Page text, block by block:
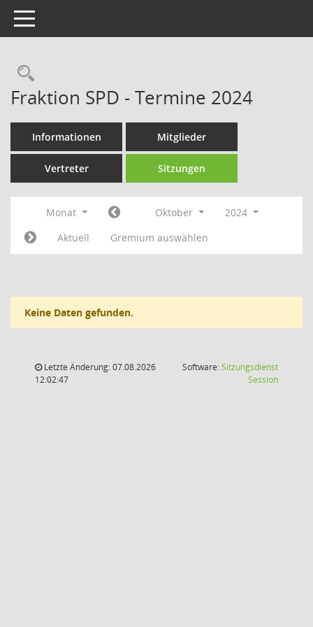
Toggle navigation
Rechercheauswahl
Fraktion SPD - Termine 2024
Informationen Mitglieder
Vertreter Sitzungen
Monat Oktober
2024
Aktuell
Gremium auswählen
Keine Daten gefunden.
Letzte Änderung: 07.08.2026
12:02:47
Software:Sitzungsdienst
Session(Wird in